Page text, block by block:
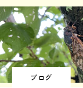
ブログ